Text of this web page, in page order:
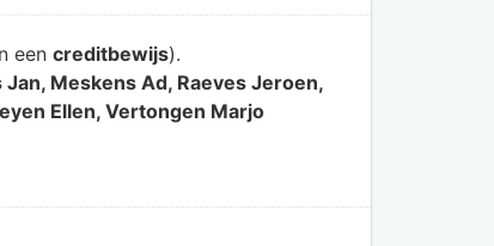
een creditbewijs).
Meskens Ad, Raeves Jeroen,
Ellen, Vertongen Marjo